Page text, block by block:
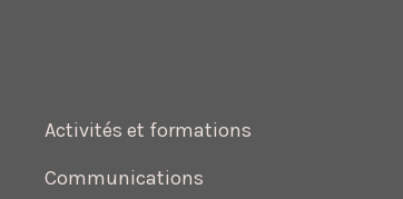
Activités et formations
Communications